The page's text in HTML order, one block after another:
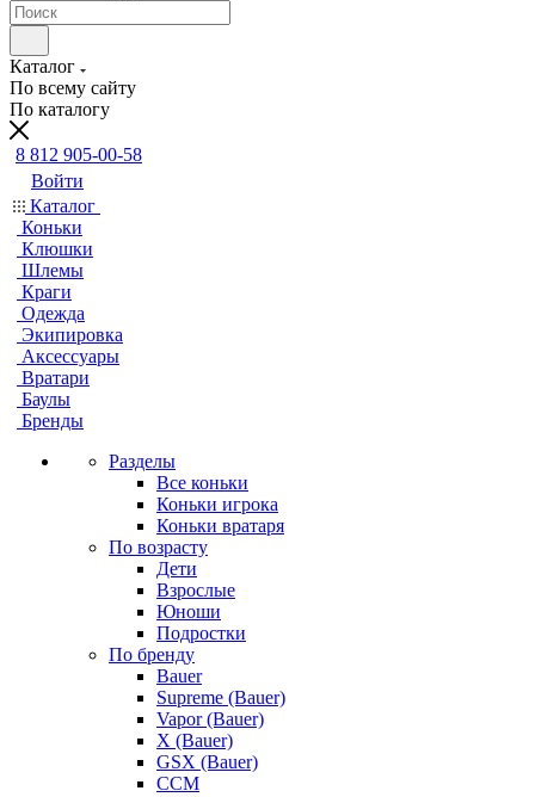
Каталог
По всему сайту
По каталогу
8 812 905-00-58
Войти
Каталог
Коньки
Клюшки
Шлемы
Краги
Одежда
Экипировка
Аксессуары
Вратари
Баулы
Бренды
Разделы
Все коньки
Коньки игрока
Коньки вратаря
По возрасту
Дети
Взрослые
Юноши
Подростки
По бренду
Bauer
Supreme (Bauer)
Vapor (Bauer)
X (Bauer)
GSX (Bauer)
CCM